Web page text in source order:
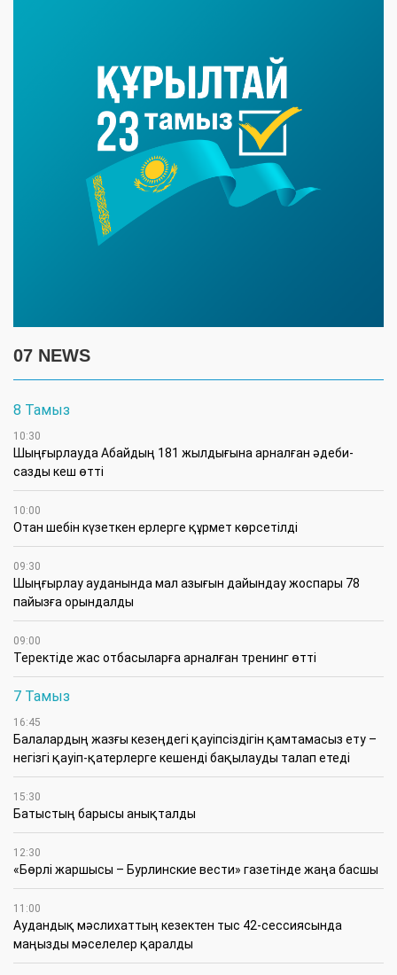
07 NEWS
8 Тамыз
10:30
Шыңғырлауда Абайдың 181 жылдығына арналған әдеби-
сазды кеш өтті
10:00
Отан шебін күзеткен ерлерге құрмет көрсетілді
09:30
​Шыңғырлау ауданында мал азығын дайындау жоспары 78
пайызға орындалды
09:00
​Теректіде жас отбасыларға арналған тренинг өтті
7 Тамыз
16:45
Балалардың жазғы кезеңдегі қауіпсіздігін қамтамасыз ету –
негізгі қауіп-қатерлерге кешенді бақылауды талап етеді
15:30
Батыстың барысы анықталды
12:30
«Бөрлі жаршысы – Бурлинские вести» газетінде жаңа басшы
11:00
Аудандық мәслихаттың кезектен тыс 42-сессиясында
маңызды мәселелер қаралды